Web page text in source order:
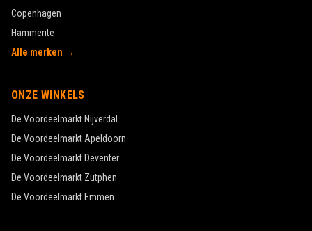
Copenhagen
Hammerite
Alle merken →
ONZE WINKELS
De Voordeelmarkt Nijverdal
De Voordeelmarkt Apeldoorn
De Voordeelmarkt Deventer
De Voordeelmarkt Zutphen
De Voordeelmarkt Emmen